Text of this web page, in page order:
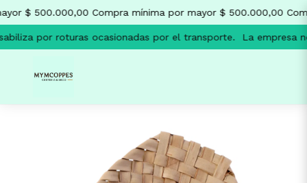
$ 500.000,00 Compra mínima por mayor $ 500.000,00
por roturas ocasionadas por el transporte. La empresa